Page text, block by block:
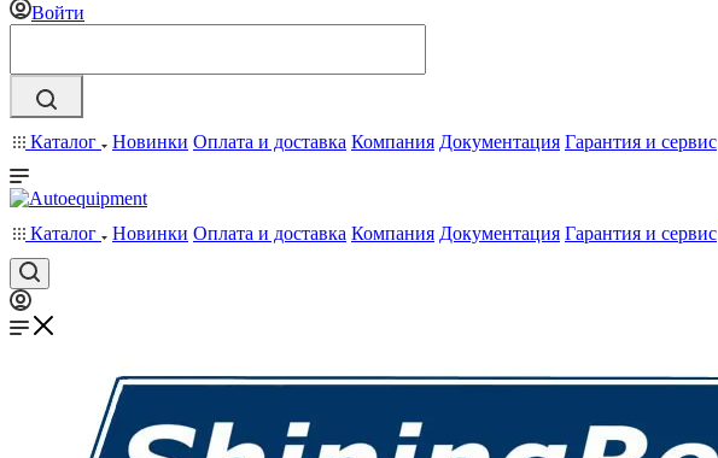
Войти
Каталог Новинки Оплата и доставка Компания Документация Гарантия и сервис
Каталог Новинки Оплата и доставка Компания Документация Гарантия и сервис